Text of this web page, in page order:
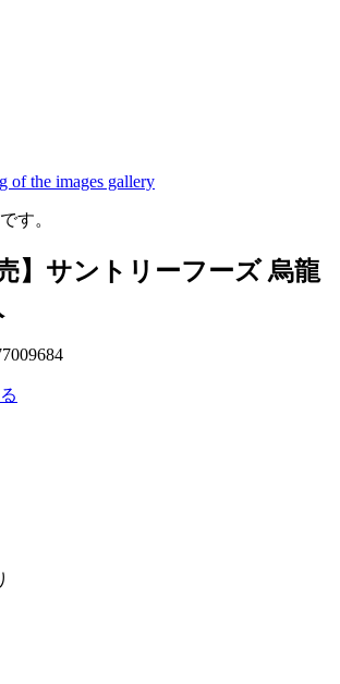
of the images gallery
す。
】サントリーフーズ 烏龍